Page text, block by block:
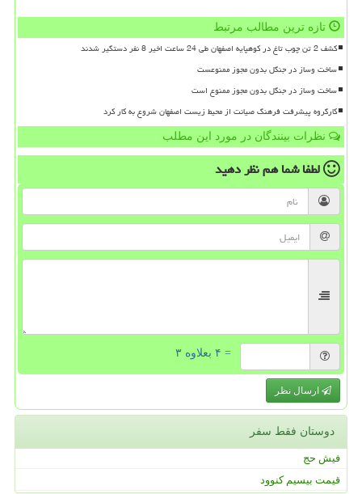
تازه ترین مطالب مرتبط
کشف 2 تن چوب تاغ در کوهپایه اصفهان طی 24 ساعت اخیر 8 نفر دستگیر شدند
ساخت وساز در جنگل بدون مجوز ممنوعست
ساخت وساز در جنگل بدون مجوز ممنوع است
کارگروه پیشرفت فرهنگ صیانت از محیط زیست اصفهان شروع به کار کرد
نظرات بینندگان در مورد این مطلب
لطفا شما همنظر دهید
= ۴ بعلاوه ۳
ارسال نظر
دوستان فقط سفر
فیش حج
قیمت بیسیم کنوود